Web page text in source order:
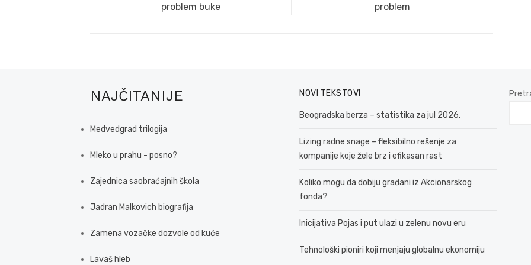
problem buke
problem
NAJČITANIJE
Medvedgrad trilogija
Mleko u prahu - posno?
Zajednica saobraćajnih škola
Jadran Malkovich biografija
Zamena vozačke dozvole od kuće
Lavaš hleb
NOVI TEKSTOVI
Beogradska berza – statistika za jul 2026.
Lizing radne snage – fleksibilno rešenje za
kompanije koje žele brz i efikasan rast
Koliko mogu da dobiju građani iz Akcionarskog
fonda?
Inicijativa Pojas i put ulazi u zelenu novu eru
Tehnološki pioniri koji menjaju globalnu ekonomiju